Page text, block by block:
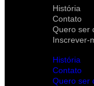
História
Contato
Quero ser
Inscrever-
História
Contato
Quero ser